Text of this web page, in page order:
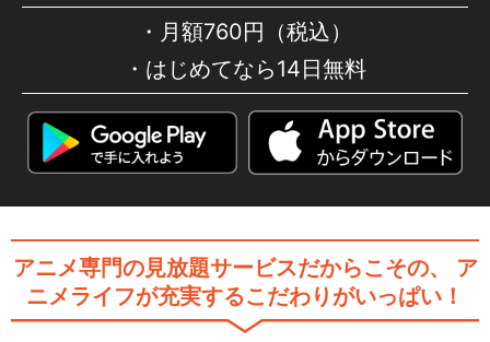
月額760円（税込）
はじめてなら14日無料
アニメ専門の見放題サービスだからこその、
ア
ニメライフが充実するこだわりがいっぱい！